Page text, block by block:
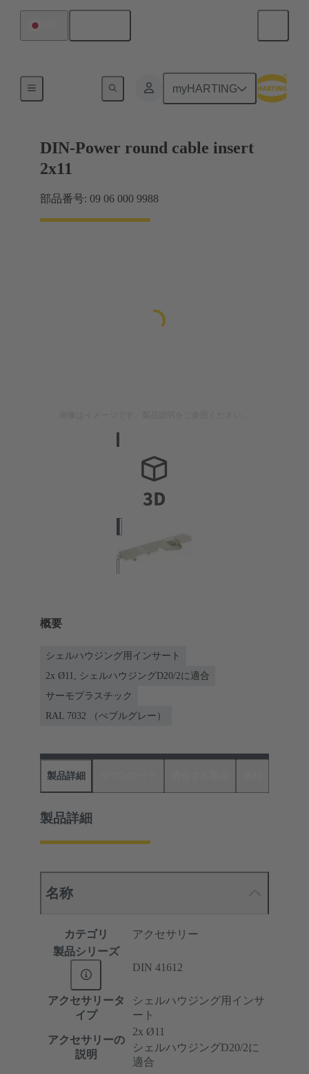
myHARTING
DIN-Power round cable insert
2x11
部品番号: 09 06 000 9988
概要
シェルハウジング用インサート
2x Ø11, シェルハウジングD20/2に適合
サーモプラスチック
RAL 7032 （ぺブルグレー）
製品詳細
製品詳細
名称
カテゴリ
アクセサリー
製品シリーズ
DIN 41612
アクセサリータ
イプ
シェルハウジング用インサ
ート
アクセサリーの
説明
2x Ø11
シェルハウジングD20/2に
適合